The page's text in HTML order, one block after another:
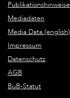
Publikationshinweise
Mediadaten
Media Data (english)
Impressum
Datenschutz
AGB
BuB-Statut